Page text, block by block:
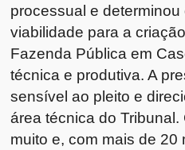
processual e
viabilidade para a
Fazenda Pública em
técnica e produtiva. A
sensível ao pleito e
área técnica do
muito e, com mais de 20